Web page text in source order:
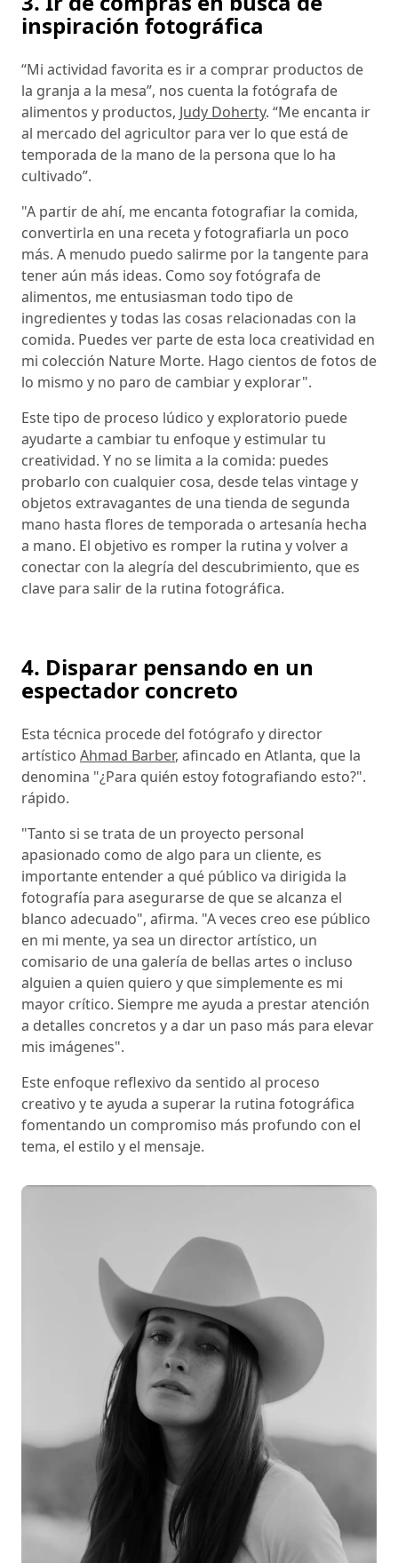
inspiración fotográfica
“Mi actividad favorita es ir a comprar productos de
la granja a la mesa”, nos cuenta la fotógrafa de
alimentos y productos, Judy Doherty. “Me encanta ir
al mercado del agricultor para ver lo que está de
temporada de la mano de la persona que lo ha
cultivado”.
"A partir de ahí, me encanta fotografiar la comida,
convertirla en una receta y fotografiarla un poco
más. A menudo puedo salirme por la tangente para
tener aún más ideas. Como soy fotógrafa de
alimentos, me entusiasman todo tipo de
ingredientes y todas las cosas relacionadas con la
comida. Puedes ver parte de esta loca creatividad en
mi colección Nature Morte. Hago cientos de fotos de
lo mismo y no paro de cambiar y explorar".
Este tipo de proceso lúdico y exploratorio puede
ayudarte a cambiar tu enfoque y estimular tu
creatividad. Y no se limita a la comida: puedes
probarlo con cualquier cosa, desde telas vintage y
objetos extravagantes de una tienda de segunda
mano hasta flores de temporada o artesanía hecha
a mano. El objetivo es romper la rutina y volver a
conectar con la alegría del descubrimiento, que es
clave para salir de la rutina fotográfica.
4. Disparar pensando en un
espectador concreto
Esta técnica procede del fotógrafo y director
artístico Ahmad Barber, afincado en Atlanta, que la
denomina "¿Para quién estoy fotografiando esto?".
rápido.
"Tanto si se trata de un proyecto personal
apasionado como de algo para un cliente, es
importante entender a qué público va dirigida la
fotografía para asegurarse de que se alcanza el
blanco adecuado", afirma. "A veces creo ese público
en mi mente, ya sea un director artístico, un
comisario de una galería de bellas artes o incluso
alguien a quien quiero y que simplemente es mi
mayor crítico. Siempre me ayuda a prestar atención
a detalles concretos y a dar un paso más para elevar
mis imágenes".
Este enfoque reflexivo da sentido al proceso
creativo y te ayuda a superar la rutina fotográfica
fomentando un compromiso más profundo con el
tema, el estilo y el mensaje.